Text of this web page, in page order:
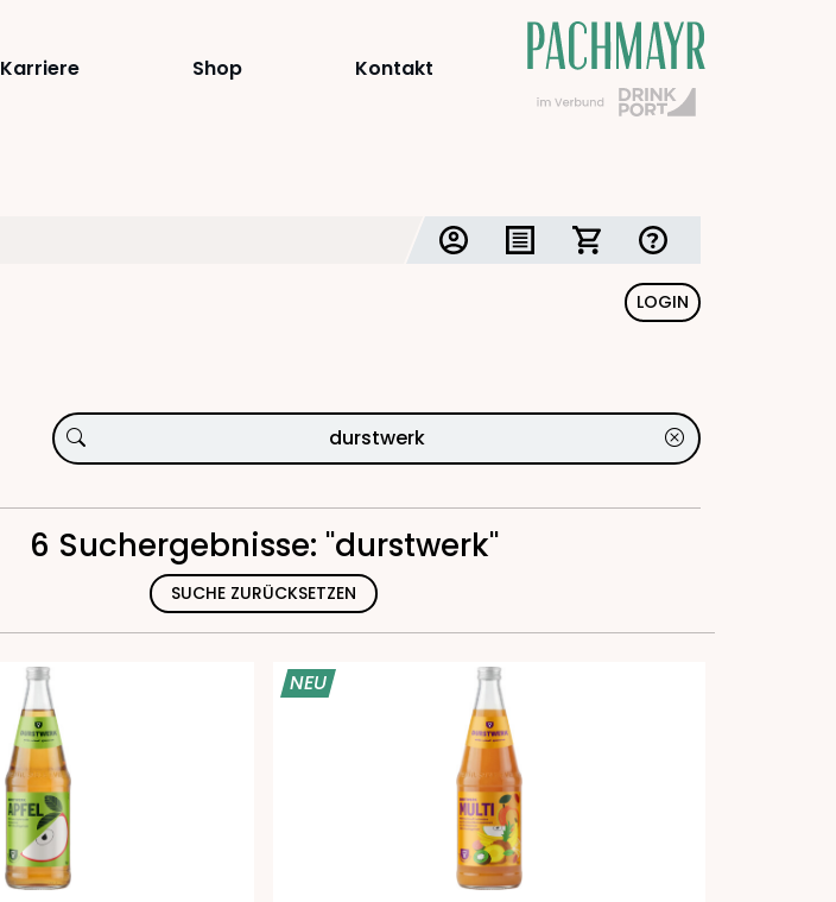
Karriere Shop Kontakt
LOGIN
6 Suchergebnisse: "durstwerk"
SUCHE ZURÜCKSETZEN
NEU